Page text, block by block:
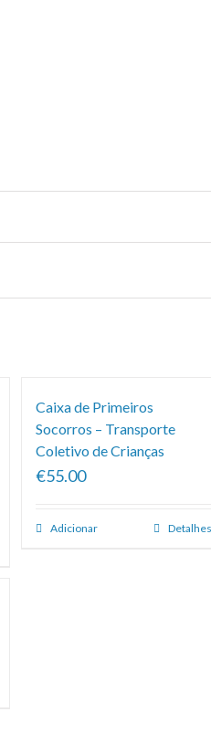
Caixa de Primeiros
Socorros – Transporte
Coletivo de Crianças
€55.00
Adicionar Detalhes